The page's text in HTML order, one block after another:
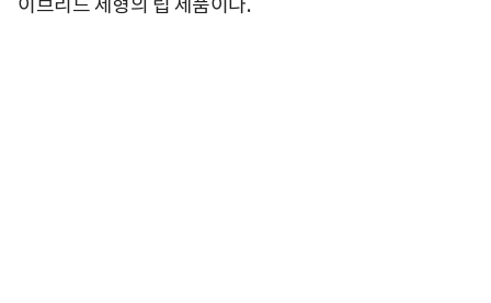
이브리드 제형의 립 제품이다.